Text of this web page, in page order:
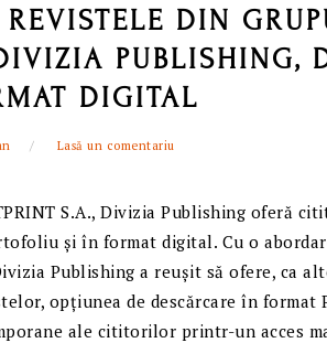
DIN
PUBLISHING,
DIGITAL
Lasă un comentariu
S.A., Divizia Publishing oferă
și în format digital. Cu o
Publishing a reușit să ofere, ca
opțiunea de descărcare în format
ale cititorilor printr-un acces